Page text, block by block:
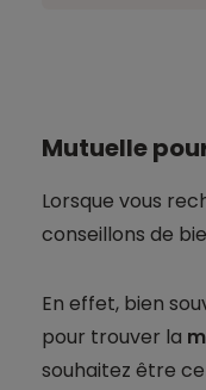
Mutuelle
Lorsque vous
conseillons de
En effet, bien
pour trouver la
souhaitez être